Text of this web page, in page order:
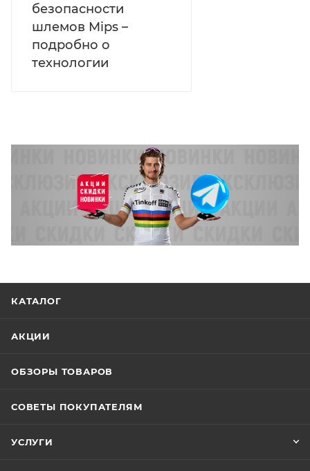
безопасности
шлемов Mips –
подробно о
технологии
КАТАЛОГ
АКЦИИ
ОБЗОРЫ ТОВАРОВ
СОВЕТЫ ПОКУПАТЕЛЯМ
УСЛУГИ